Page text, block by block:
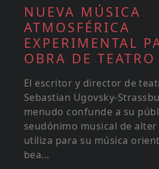
NUEVA MÚSICA
ATMOSFÉRICA
EXPERIMENTAL
OBRA DE TEATRO
El escritor y director de
Sebastian Ugovsky-
menudo confunde a su
seudónimo musical de
utiliza para su música
bea...